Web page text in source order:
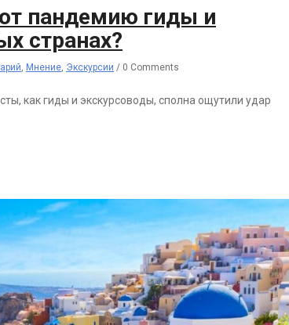
пандемию гиды и
странах?
Мнение Экскурсии / 0 Comments
как гиды и экскурсоводы, сполна ощутили удар